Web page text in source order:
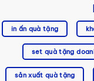
in ấn quà tặng
set quà tặng
sản xuất quà tặng